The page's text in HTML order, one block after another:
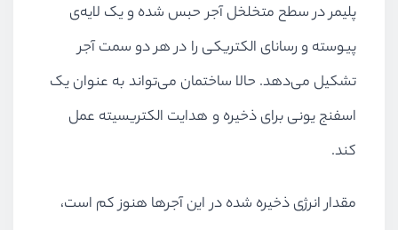
پلیمر در سطح متخلخل آجر حبس شده و یک لایه‌ی
پیوسته و رسانای الکتریکی را در هر دو سمت آجر
تشکیل می‌دهد. حالا ساختمان می‌تواند به عنوان یک
اسفنج یونی برای ذخیره و هدایت الکتریسیته عمل
کند.
مقدار انرژی ذخیره شده در این آجرها هنوز کم است،